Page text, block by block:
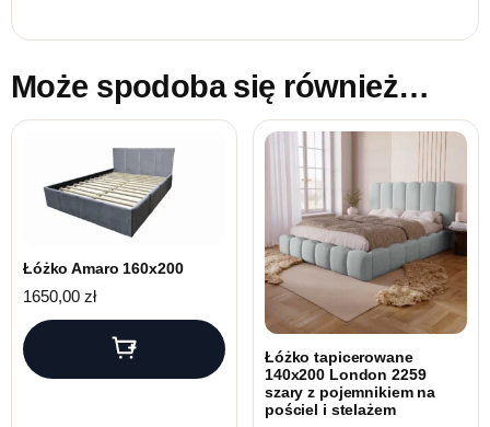
Może spodoba się również…
Łóżko Amaro 160x200
1650,00 zł
Łóżko tapicerowane
140x200 London 2259
szary z pojemnikiem na
pościel i stelażem